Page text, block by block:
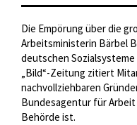
Die Empörung über die
Arbeitsministerin Bärbel
deutschen
„Bild“-Zeitung zitiert
nachvollziehbaren
Bundesagentur für
Behörde ist.